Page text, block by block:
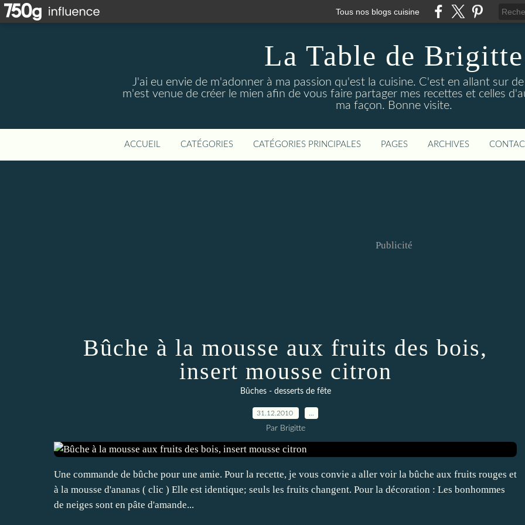
Tous nos blogs cuisine
La Table de Brigitte
J'ai eu envie de m'adonner à ma passion qu'est la cuisine. C'est en allant sur
m'est venue de créer le mien afin de vous faire partager mes recettes et celles
ma façon. Bonne visite.
ACCUEIL CATÉGORIES CATÉGORIES PRINCIPALES PAGES ARCHIVES
Publicité
Bûche à la mousse aux fruits des bois,
insert mousse citron
Bûches - desserts de fête
31.12.2010
Par Brigitte
Une commande de bûche pour une amie. Pour la recette, je vous convie a aller voir la bûche aux fruits rouges et
à la mousse d'ananas ( clic ) Elle est identique; seuls les fruits changent. Pour la décoration : Les bonhommes
de neiges sont en pâte d'amande...